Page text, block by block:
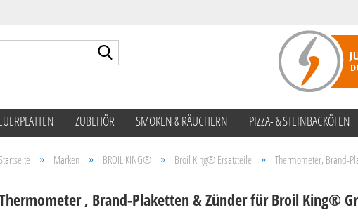
ZUBEHÖR SMOKEN & RÄUCHERN PIZZA- & STEINBACKÖFEN
» Marken » BROIL KING® » Broil King® Ersatzteile » Thermometer, Brand-
, Brand-Plaketten & Zünder für Broil King®